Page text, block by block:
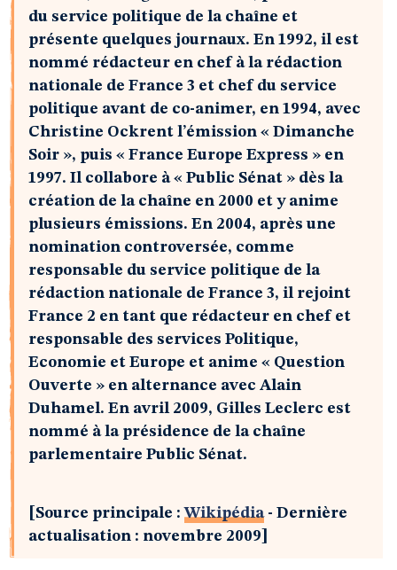
du service politique de la chaîne et
présente quelques journaux. En 1992, il est
nommé rédacteur en chef à la rédaction
nationale de France 3 et chef du service
politique avant de co-animer, en 1994, avec
Christine Ockrent l’émission « Dimanche
Soir », puis « France Europe Express » en
1997. Il collabore à « Public Sénat » dès la
création de la chaîne en 2000 et y anime
plusieurs émissions. En 2004, après une
nomination controversée, comme
responsable du service politique de la
rédaction nationale de France 3, il rejoint
France 2 en tant que rédacteur en chef et
responsable des services Politique,
Economie et Europe et anime « Question
Ouverte » en alternance avec Alain
Duhamel. En avril 2009, Gilles Leclerc est
nommé à la présidence de la chaîne
parlementaire Public Sénat.
[Source principale : Wikipédia- Dernière
actualisation : novembre 2009]